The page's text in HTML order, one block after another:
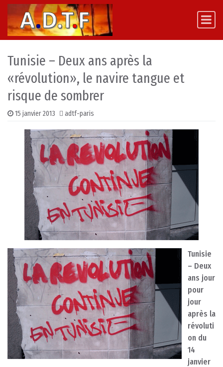
Skip to content
Main Navigation
Tunisie – Deux ans après la
«révolution», le navire tangue et
risque de sombrer
15 janvier 2013 adtf-paris
Tunisie
– Deux
ans jour
pour
jour
après la
révoluti
on du
14
janvier